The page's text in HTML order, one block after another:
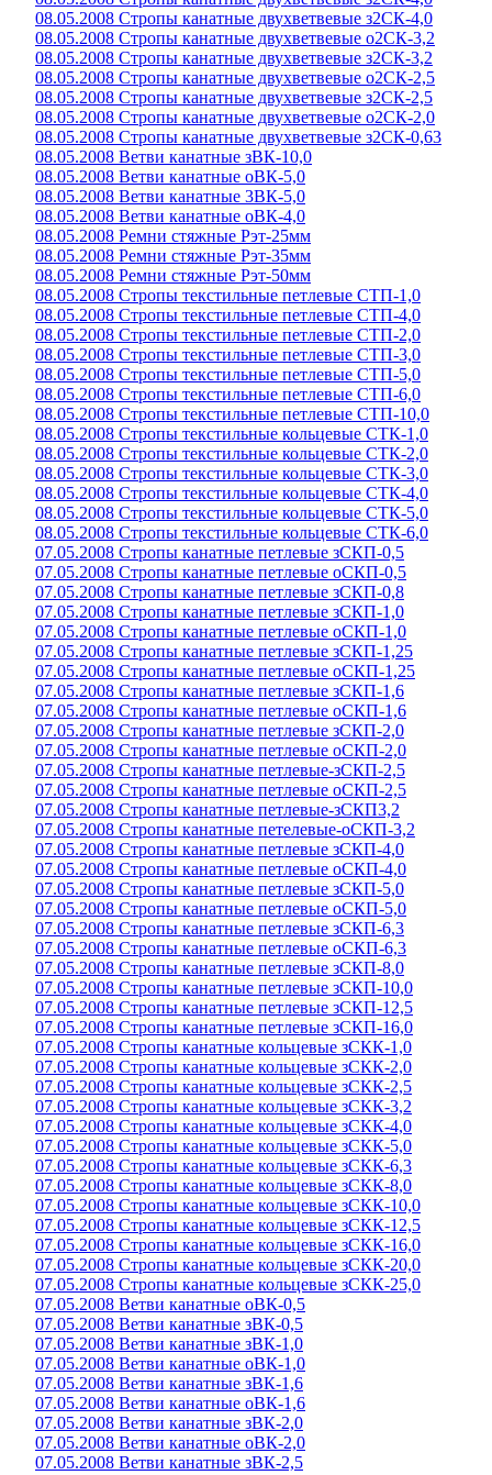
08.05.2008 Стропы канатные двухветвевые з2СК-4,0
08.05.2008 Стропы канатные двухветвевые о2СК-3,2
08.05.2008 Стропы канатные двухветвевые з2СК-3,2
08.05.2008 Стропы канатные двухветвевые о2СК-2,5
08.05.2008 Стропы канатные двухветвевые з2СК-2,5
08.05.2008 Стропы канатные двухветвевые о2СК-2,0
08.05.2008 Стропы канатные двухветвевые з2СК-0,63
08.05.2008 Ветви канатные зВК-10,0
08.05.2008 Ветви канатные оВК-5,0
08.05.2008 Ветви канатные 3ВК-5,0
08.05.2008 Ветви канатные оВК-4,0
08.05.2008 Ремни стяжные Рэт-25мм
08.05.2008 Ремни стяжные Рэт-35мм
08.05.2008 Ремни стяжные Рэт-50мм
08.05.2008 Стропы текстильные петлевые СТП-1,0
08.05.2008 Стропы текстильные петлевые СТП-4,0
08.05.2008 Стропы текстильные петлевые СТП-2,0
08.05.2008 Стропы текстильные петлевые СТП-3,0
08.05.2008 Стропы текстильные петлевые СТП-5,0
08.05.2008 Стропы текстильные петлевые СТП-6,0
08.05.2008 Стропы текстильные петлевые СТП-10,0
08.05.2008 Стропы текстильные кольцевые СТК-1,0
08.05.2008 Стропы текстильные кольцевые СТК-2,0
08.05.2008 Стропы текстильные кольцевые СТК-3,0
08.05.2008 Стропы текстильные кольцевые СТК-4,0
08.05.2008 Стропы текстильные кольцевые СТК-5,0
08.05.2008 Стропы текстильные кольцевые СТК-6,0
07.05.2008 Стропы канатные петлевые зСКП-0,5
07.05.2008 Стропы канатные петлевые оСКП-0,5
07.05.2008 Стропы канатные петлевые зСКП-0,8
07.05.2008 Стропы канатные петлевые зСКП-1,0
07.05.2008 Стропы канатные петлевые оСКП-1,0
07.05.2008 Стропы канатные петлевые зСКП-1,25
07.05.2008 Стропы канатные петлевые оСКП-1,25
07.05.2008 Стропы канатные петлевые зСКП-1,6
07.05.2008 Стропы канатные петлевые оСКП-1,6
07.05.2008 Стропы канатные петлевые зСКП-2,0
07.05.2008 Стропы канатные петлевые оСКП-2,0
07.05.2008 Стропы канатные петлевые-зСКП-2,5
07.05.2008 Стропы канатные петлевые оСКП-2,5
07.05.2008 Стропы канатные петлевые-зСКП3,2
07.05.2008 Стропы канатные петелевые-оСКП-3,2
07.05.2008 Стропы канатные петлевые зСКП-4,0
07.05.2008 Стропы канатные петлевые оСКП-4,0
07.05.2008 Стропы канатные петлевые зСКП-5,0
07.05.2008 Стропы канатные петлевые оСКП-5,0
07.05.2008 Стропы канатные петлевые зСКП-6,3
07.05.2008 Стропы канатные петлевые оСКП-6,3
07.05.2008 Стропы канатные петлевые зСКП-8,0
07.05.2008 Стропы канатные петлевые зСКП-10,0
07.05.2008 Стропы канатные петлевые зСКП-12,5
07.05.2008 Стропы канатные петлевые зСКП-16,0
07.05.2008 Стропы канатные кольцевые зСКК-1,0
07.05.2008 Стропы канатные кольцевые зСКК-2,0
07.05.2008 Стропы канатные кольцевые зСКК-2,5
07.05.2008 Стропы канатные кольцевые зСКК-3,2
07.05.2008 Стропы канатные кольцевые зСКК-4,0
07.05.2008 Стропы канатные кольцевые зСКК-5,0
07.05.2008 Стропы канатные кольцевые зСКК-6,3
07.05.2008 Стропы канатные кольцевые зСКК-8,0
07.05.2008 Стропы канатные кольцевые зСКК-10,0
07.05.2008 Стропы канатные кольцевые зСКК-12,5
07.05.2008 Стропы канатные кольцевые зСКК-16,0
07.05.2008 Стропы канатные кольцевые зСКК-20,0
07.05.2008 Стропы канатные кольцевые зСКК-25,0
07.05.2008 Ветви канатные оВК-0,5
07.05.2008 Ветви канатные зВК-0,5
07.05.2008 Ветви канатные зВК-1,0
07.05.2008 Ветви канатные оВК-1,0
07.05.2008 Ветви канатные зВК-1,6
07.05.2008 Ветви канатные оВК-1,6
07.05.2008 Ветви канатные зВК-2,0
07.05.2008 Ветви канатные оВК-2,0
07.05.2008 Ветви канатные зВК-2,5